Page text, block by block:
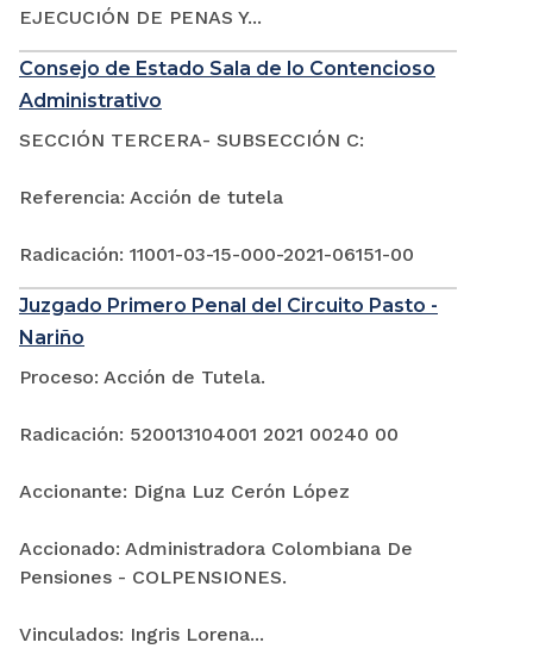
EJECUCIÓN DE PENAS Y...
Consejo de Estado Sala de lo Contencioso
Administrativo
SECCIÓN TERCERA- SUBSECCIÓN C:
Referencia: Acción de tutela
Radicación: 11001-03-15-000-2021-06151-00
Juzgado Primero Penal del Circuito Pasto -
Nariño
Proceso: Acción de Tutela.
Radicación: 520013104001 2021 00240 00
Accionante: Digna Luz Cerón López
Accionado: Administradora Colombiana De
Pensiones - COLPENSIONES.
Vinculados: Ingris Lorena...